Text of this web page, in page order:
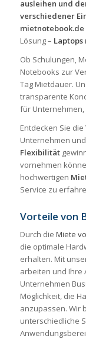
ausleihen und
verschiedener
mietnotebook.de
Lösung – Laptops
Ob Schulungen,
Notebooks zur
Tag Mietdauer.
transparente
für Unternehmen,
Entdecken Sie
Unternehmen
Flexibilität
vornehmen
hochwertigen
Service zu
Vorteile von
Durch die Miete
die optimale
erhalten. Mit
arbeiten und Ihre
Unternehmen
Möglichkeit, die
anzupassen. Wir
unterschiedliche